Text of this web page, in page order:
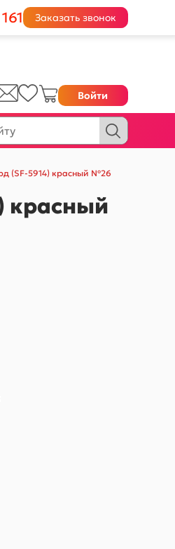
Заказать звонок
Войти
(SF-5914) красный №26
красный